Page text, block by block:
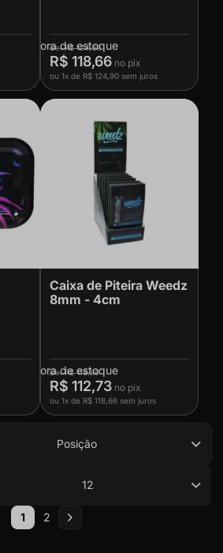
R$ 124,90
R$ 118,66
ou 1x de R$ 124,90 sem juros
Fora de estoque
Caixa de Piteira Weedz
8mm - 4cm
R$ 118,66
R$ 112,73
ou 1x de R$ 118,66 sem juros
Fora de estoque
Posição
12
Página
Você esta lendo a pagina
1 Página
2 Página
Próximo